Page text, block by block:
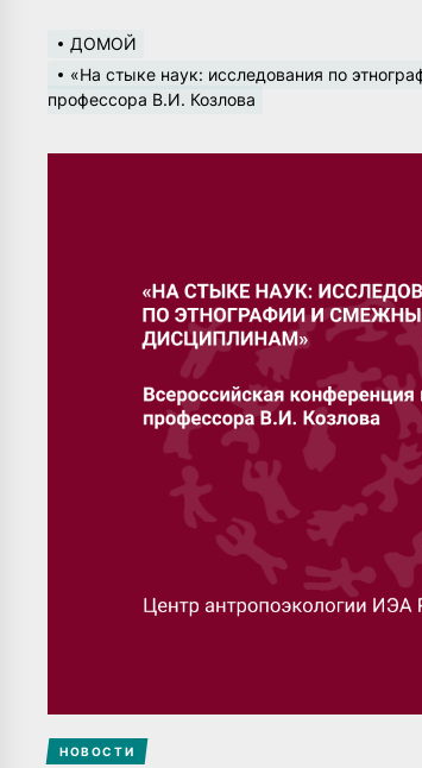
ДОМОЙ
«На стыке наук: исследования по
профессора В.И. Козлова
НОВОСТИ